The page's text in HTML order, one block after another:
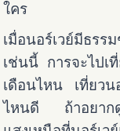
ใคร
เมื่อนอร์เวย์มีธร
เช่นนี้ การจะไปเ
เดือนไหน เที่ยวน
ไหนดี ถ้าอยากดู